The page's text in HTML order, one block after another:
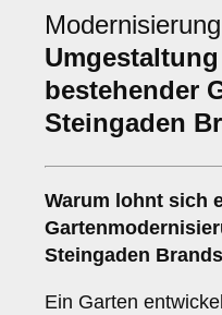
Umgestaltung
bestehender
Steingaden
Warum lohnt sich
Steingaden
Ein Garten